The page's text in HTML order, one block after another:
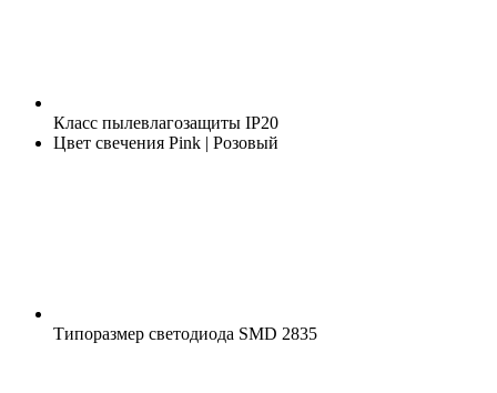
Класс пылевлагозащиты IP20
Цвет свечения Pink | Розовый
Типоразмер светодиода SMD 2835